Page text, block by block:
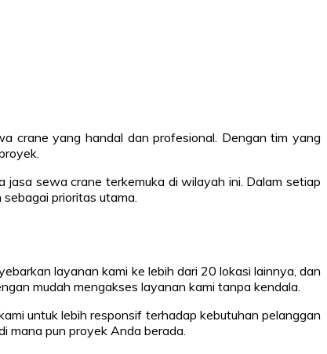
crane yang handal dan profesional. Dengan tim yang
jasa sewa crane terkemuka di wilayah ini. Dalam setiap
prioritas utama.
layanan kami ke lebih dari 20 lokasi lainnya, dan
mudah mengakses layanan kami tanpa kendala.
untuk lebih responsif terhadap kebutuhan pelanggan
mana pun proyek Anda berada.